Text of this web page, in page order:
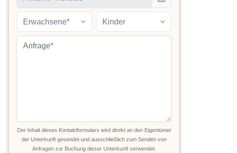
Erwachsene* Kinder
Der Inhalt dieses Kontaktformulars wird direkt an den Eigentümer
der Unterkunft gesendet und ausschließlich zum Senden von
Anfragen zur Buchung dieser Unterkunft verwendet.